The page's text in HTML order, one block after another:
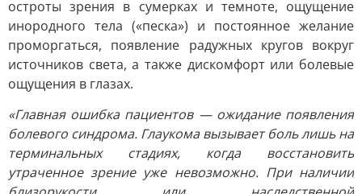
остроты зрения в сумерках и темноте, ощущение
инородного тела («песка») и постоянное желание
проморгаться, появление радужных кругов вокруг
источников света, а также дискомфорт или болевые
ощущения в глазах.
«Главная ошибка пациентов — ожидание появления
болевого синдрома. Глаукома вызывает боль лишь на
терминальных стадиях, когда восстановить
утраченное зрение уже невозможно. При наличии